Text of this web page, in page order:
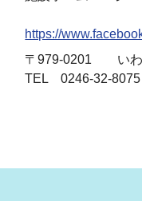
https://
〒979-0201 いわ
TEL 0246-32-8075